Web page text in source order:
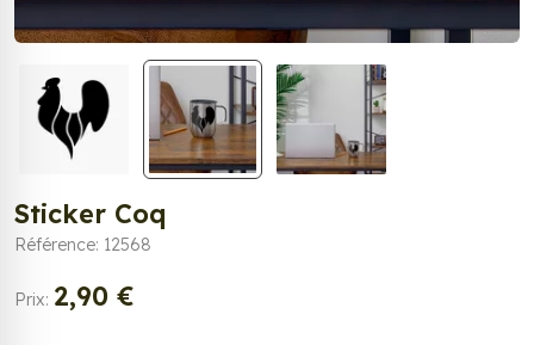
Sticker Coq
Référence: 12568
Prix: 2,90 €